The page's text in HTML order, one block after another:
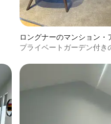
ロングナーのマンション・
プライベートガーデン付き